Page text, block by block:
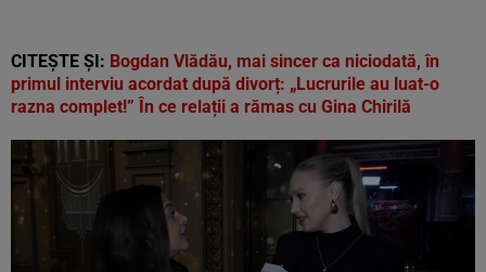
CITEȘTE ȘI: Bogdan Vlădău, mai sincer ca niciodată, în
primul interviu acordat după divorț: „Lucrurile au luat-o
razna complet!” În ce relații a rămas cu Gina Chirilă